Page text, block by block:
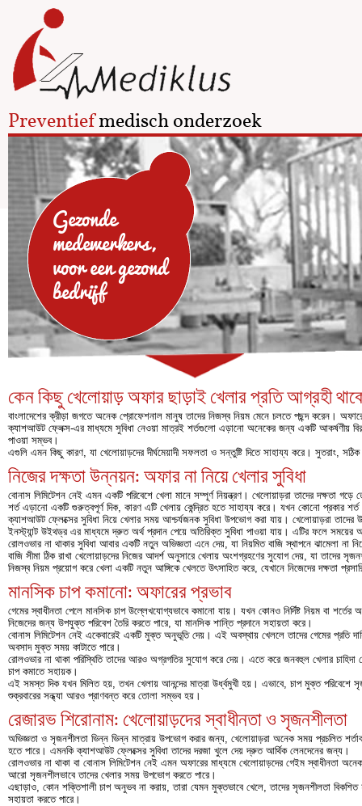
Preventiefmedisch onderzoek
Gezonde
medewerkers,
voor een gezond
bedrijf
কেন কিছু খেলোয়াড় অফার ছাড়াই খেলার প্রতি আগ্রহী
বাংলাদেশের ক্রীড়া জগতে অনেক প্রোফেশনাল মানুষ তাদের নিজস্ব নিয়ম মেনে চলতে পছন্দ করেন।
ক্যাশআউট ফ্লেক্স-এর মাধ্যমে সুবিধা নেওয়া মাত্রই শর্তগুলো এড়ানো অনেকের জন্য একটি আকর্ষণীয়
পাওয়া সম্ভব।
এগুলি এমন কিছু কারণ, যা খেলোয়াড়দের দীর্ঘমেয়াদী সফলতা ও সন্তুষ্টি দিতে সাহায্য করে। সুতরাং,
নিজের দক্ষতা উন্নয়ন: অফার না নিয়ে খেলার সুবিধা
বোনাস লিমিটেশন নেই এমন একটি পরিবেশে খেলা মানে সম্পূর্ণ নিয়ন্ত্রণ। খেলোয়াড়রা তাদের দক্ষতা
শর্ত এড়ানো একটি গুরুত্বপূর্ণ দিক, কারণ এটি খেলায় কেন্দ্রিত হতে সাহায্য করে। যখন কোনো প্রকার
ক্যাশআউট ফ্লেক্সের সুবিধা নিয়ে খেলার সময় আশ্চর্যজনক সুবিধা উপভোগ করা যায়। খেলোয়াড়রা তাদের
ইনস্ট্যান্ট উইথড্র এর মাধ্যমে দ্রুত অর্থ প্রদান পেয়ে অতিরিক্ত সুবিধা পাওয়া যায়। এটির ফলে
রোলওভার না থাকার সুবিধা আবার একটি নতুন অভিজ্ঞতা এনে দেয়, যা নিয়মিত বাজি স্থাপনে ঝামেলা না
বাজি সীমা ঠিক রাখা খেলোয়াড়দের নিজের আদর্শ অনুসারে খেলায় অংশগ্রহণের সুযোগ দেয়, যা তাদের
নিজস্ব নিয়ম প্রয়োগ করে খেলা একটি নতুন আঙ্গিকে খেলতে উৎসাহিত করে, যেখানে নিজেদের দক্ষতা
মানসিক চাপ কমানো: অফারের প্রভাব
গেমের স্বাধীনতা পেলে মানসিক চাপ উল্লেখযোগ্যভাবে কমানো যায়। যখন কোনও নির্দিষ্ট নিয়ম বা
নিজেদের জন্য উপযুক্ত পরিবেশ তৈরি করতে পারে, যা মানসিক শান্তি প্রদানে সহায়তা করে।
বোনাস লিমিটেশন নেই একেবারেই একটি মুক্ত অনুভূতি দেয়। এই অবস্থায় খেললে তাদের গেমের প্রতি
অবসাদ মুক্ত সময় কাটাতে পারে।
রোলওভার না থাকা পরিস্থিতি তাদের আরও অগ্রগতির সুযোগ করে দেয়। এতে করে জনবহুল খেলার চাহিদা
চাপ কমাতে সহায়ক।
এই সমস্ত দিক যখন মিলিত হয়, তখন খেলায় আনন্দের মাত্রা উর্ধ্বমুখী হয়। এভাবে, চাপ মুক্ত পরিবেশে
শুক্রবারের সন্ধ্যা আরও প্রাণবন্ত করে তোলা সম্ভব হয়।
রেজারভ শিরোনাম: খেলোয়াড়দের স্বাধীনতা ও সৃজনশীলতা
অভিজ্ঞতা ও সৃজনশীলতা ভিন্ন ভিন্ন মাত্রায় উপভোগ করার জন্য, খেলোয়াড়রা অনেক সময় প্রচলিত
হতে পারে। এমনকি ক্যাশআউট ফ্লেক্সের সুবিধা তাদের দরজা খুলে দেয় দ্রুত আর্থিক লেনদেনের জন্য।
রোলওভার না থাকা বা বোনাস লিমিটেশন নেই এমন অফারের মাধ্যমে খেলোয়াড়দের গেইম
আরো সৃজনশীলভাবে তাদের খেলার সময় উপভোগ করতে পারে।
এছাড়াও, কোন শক্তিশালী চাপ অনুভব না করায়, তারা যেমন মুক্তভাবে খেলে, তাদের সৃজনশীলতা
সহায়তা করতে পারে।